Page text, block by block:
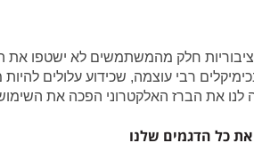
חלק מהמשתמשים לא ישטפו
רבי עוצמה, שכידוע עלולים להיות
את הברז האלקטרוני הפכה את השימוש
את כל הדגמים שלנו